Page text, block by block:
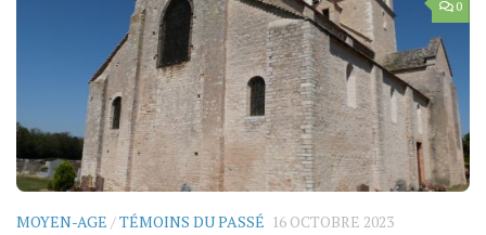
0
MOYEN-AGE /TÉMOINS DU PASSÉ 16 OCTOBRE 2023